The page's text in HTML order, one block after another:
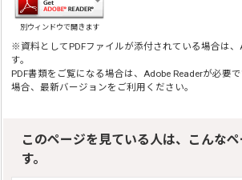
別ウィンドウで開きます
※資料としてPDFファイルが添付されている場合は、
す。
PDF書類をご覧になる場合は、Adobe Readerが必要
場合、最新バージョンをご利用ください。
このページを見ている人は、こんな
す。